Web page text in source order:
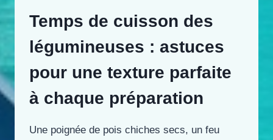
Temps de cuisson des
légumineuses : astuces
pour une texture parfaite
à chaque préparation
Une poignée de pois chiches secs, un feu